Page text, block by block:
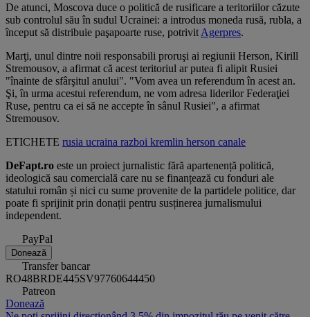
De atunci, Moscova duce o politică de rusificare a teritoriilor căzute
sub controlul său în sudul Ucrainei: a introdus moneda rusă, rubla, a
început să distribuie paşapoarte ruse, potrivit Agerpres.
Marţi, unul dintre noii responsabili proruşi ai regiunii Herson, Kirill
Stremousov, a afirmat că acest teritoriul ar putea fi alipit Rusiei
"înainte de sfârşitul anului". "Vom avea un referendum în acest an.
Şi, în urma acestui referendum, ne vom adresa liderilor Federaţiei
Ruse, pentru ca ei să ne accepte în sânul Rusiei", a afirmat
Stremousov.
ETICHETE rusia ucraina razboi kremlin herson canale
DeFapt.ro este un proiect jurnalistic fără apartenență politică,
ideologică sau comercială care nu se finanțează cu fonduri ale
statului român și nici cu sume provenite de la partidele politice, dar
poate fi sprijinit prin donații pentru susținerea jurnalismului
independent.
PayPal
Donează
Transfer bancar
RO48BRDE445SV97760644450
Patreon
Donează